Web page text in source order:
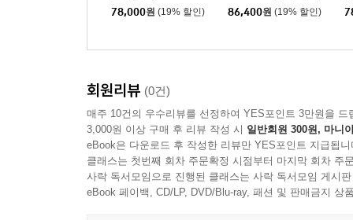
ellow [LP]
78,000원 (19% 할인)
오스카 피터슨) - Benny
Carter Meets Oscar Pe
86,400원 (19% 할인)
회원리뷰 (0건)
매주 10건의 우수리뷰를 선정하여 YES포인트 3만원을 드
3,000원 이상 구매 후 리뷰 작성 시 일반회원 300원, 마니
eBook은 다운로드 후 작성한 리뷰만 YES포인트 지급됩니
클래스는 첫번째 회차 주문확정 시점부터 마지막 회차 주
사락 독서모임으로 진행된 클래스는 사락 독서모임 게시
eBook 페이백, CD/LP, DVD/Blu-ray, 패션 및 판매금지 상